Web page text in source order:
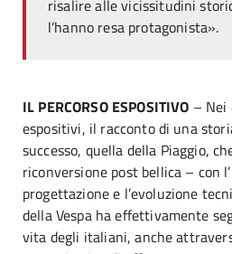
risalire alle vicissitudini
l’hanno resa protagonista».
IL PERCORSO ESPOSITIVO – Nei
espositivi, il racconto di una
successo, quella della Piaggio,
riconversione post bellica – con
progettazione e l’evoluzione
della Vespa ha effettivamente
vita degli italiani, anche